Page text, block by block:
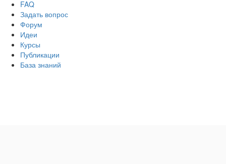
FAQ
Задать вопрос
Форум
Идеи
Курсы
Публикации
База знаний